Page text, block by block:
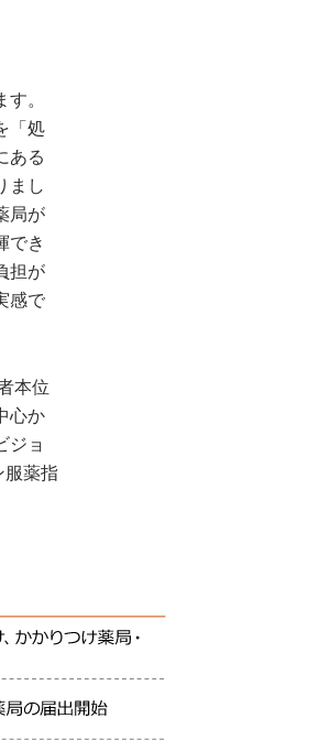
。
「処
ある
まし
局が
でき
担が
感で
本位
心か
ジョ
服薬指